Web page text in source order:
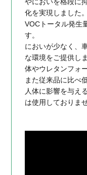
化を実現しました。
VOCトータル発生
す。
においが少なく、
な環境をご提供し
体やウレタンフォ
また従来品に比べ
人体に影響を与え
は使用しておりませ